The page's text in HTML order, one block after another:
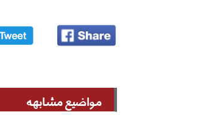
مواضيع مشابهه